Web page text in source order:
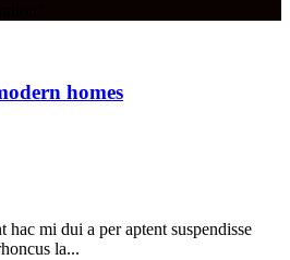
homes
hac mi dui a per aptent suspendisse
la...